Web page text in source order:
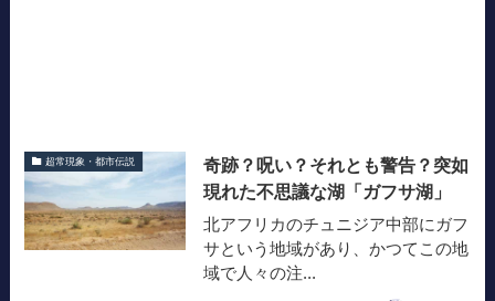
超常現象・都市伝説
奇跡？呪い？それとも警告？突如
現れた不思議な湖「ガフサ湖」
北アフリカのチュニジア中部にガフ
サという地域があり、かつてこの地
域で人々の注...